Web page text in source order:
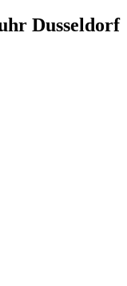
Dusseldorf